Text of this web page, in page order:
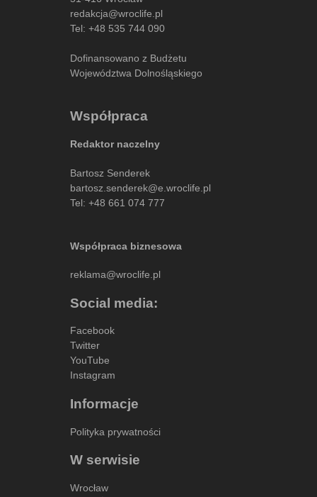
redakcja@wroclife.pl
Tel: +48 535 744 090
Dofinansowano z Budżetu
Województwa Dolnośląskiego
Współpraca
Redaktor naczelny
Bartosz Senderek
bartosz.senderek@e.wroclife.pl
Tel: +48 661 074 777
Współpraca biznesowa
reklama@wroclife.pl
Social media:
Facebook
Twitter
YouTube
Instagram
Informacje
Polityka prywatności
W serwisie
Wrocław